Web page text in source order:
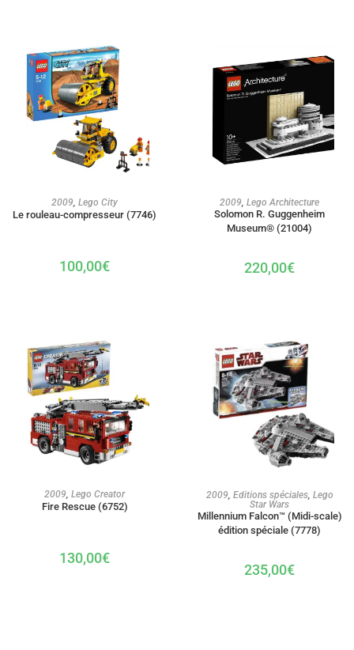
AJOUTER AU PANIER
2009 Lego City
Le rouleau-compresseur (7746)
100,00€
AJOUTER AU PANIER
2009 Lego Architecture
Solomon R. Guggenheim
Museum® (21004)
220,00€
AJOUTER AU PANIER
2009, Lego Creator
Fire Rescue (6752)
130,00€
AJOUTER AU PANIER
2009, Editions spéciales, Lego
Star Wars
Millennium Falcon™ (Midi-scale)
édition spéciale (7778)
235,00€